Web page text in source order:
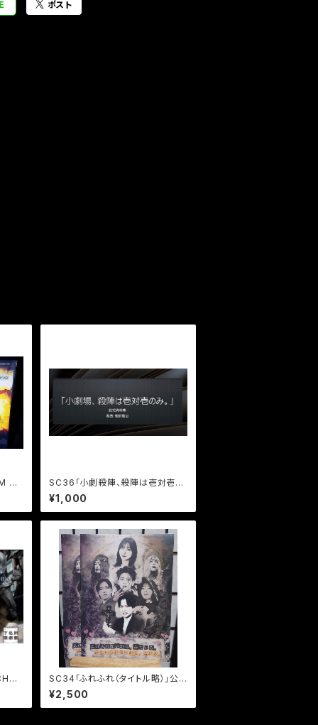
ポスト
AP
SC36「小劇殺陣、殺陣は壱対壱の
み」設定資料集
¥1,000
SC34「ふれふれ（タイトル略）」公
演パンフレット
¥2,500